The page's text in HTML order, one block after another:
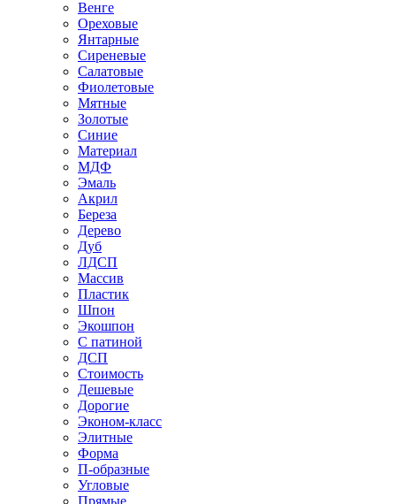
Венге
Ореховые
Янтарные
Сиреневые
Салатовые
Фиолетовые
Мятные
Золотые
Синие
Материал
МДФ
Эмаль
Акрил
Береза
Дерево
Дуб
ЛДСП
Массив
Пластик
Шпон
Экошпон
С патиной
ДСП
Стоимость
Дешевые
Дорогие
Эконом-класс
Элитные
Форма
П-образные
Угловые
Прямые